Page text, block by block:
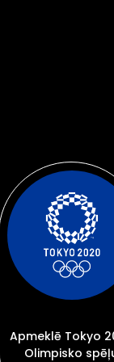
Apmeklē Tokyo
Olimpisko